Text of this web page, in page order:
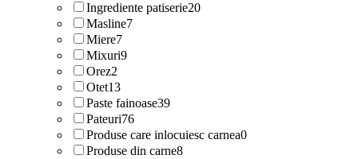
Ingrediente patiserie20
Masline7
Miere7
Mixuri9
Orez2
Otet13
Paste fainoase39
Pateuri76
Produse care inlocuiesc carnea0
Produse din carne8